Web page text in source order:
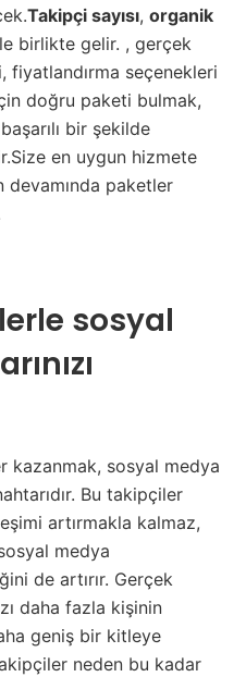
Takipçi sayısı, organik
birlikte gelir. , gerçek
fiyatlandırma seçenekleri
doğru paketi bulmak,
bir şekilde
en uygun hizmete
devamında paketler
sosyal
kazanmak, sosyal medya
Bu takipçiler
artırmakla kalmaz,
medya
de artırır. Gerçek
daha fazla kişinin
geniş bir kitleye
neden bu kadar